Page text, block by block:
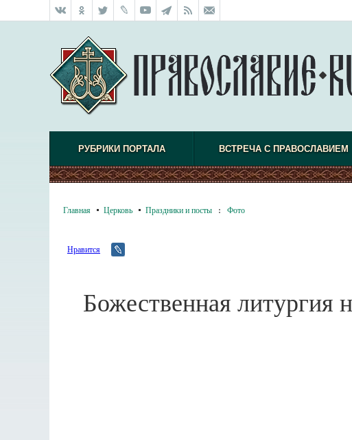
РУБРИКИ ПОРТАЛА ВСТРЕЧА С ПРАВОСЛАВИЕМ
Главная Церковь Праздники и посты : Фото
Нравится
Божественная литургия